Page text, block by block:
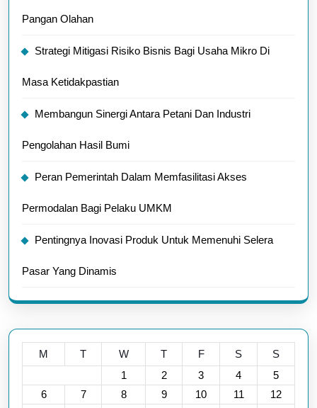
Pangan Olahan
Strategi Mitigasi Risiko Bisnis Bagi Usaha Mikro Di
Masa Ketidakpastian
Membangun Sinergi Antara Petani Dan Industri
Pengolahan Hasil Bumi
Peran Pemerintah Dalam Memfasilitasi Akses
Permodalan Bagi Pelaku UMKM
Pentingnya Inovasi Produk Untuk Memenuhi Selera
Pasar Yang Dinamis
M T W T F S
S
1
2 3 4
5
6
7 8 9 10 11
12